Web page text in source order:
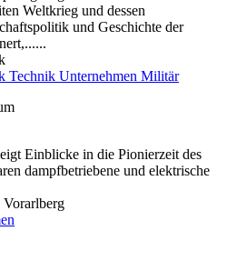
Weltkrieg und dessen
und Geschichte der
Technik Unternehmen Militär
Einblicke in die Pionierzeit des
dampfbetriebene und elektrische